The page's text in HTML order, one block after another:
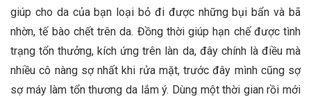
giúp cho da của bạn loại bỏ đi được những bụi bẩn và bã
nhờn, tế bào chết trên da. Đồng thời giúp hạn chế được tình
trạng tổn thưởng, kích ứng trên làn da, đây chính là điều mà
nhiều cô nàng sợ nhất khi rửa mặt, trước đây mình cũng sợ
sợ máy làm tổn thương da lắm ý. Dùng một thời gian rồi mới